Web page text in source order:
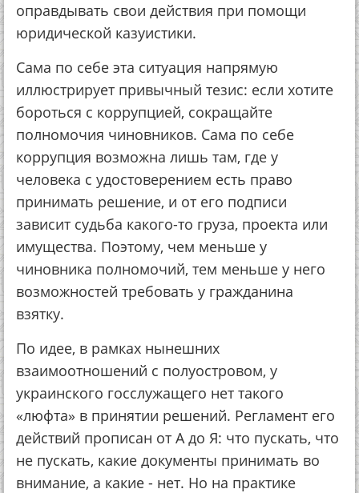
оправдывать свои действия при помощи
юридической казуистики.
Сама по себе эта ситуация напрямую
иллюстрирует привычный тезис: если хотите
бороться с коррупцией, сокращайте
полномочия чиновников. Сама по себе
коррупция возможна лишь там, где у
человека с удостоверением есть право
принимать решение, и от его подписи
зависит судьба какого-то груза, проекта или
имущества. Поэтому, чем меньше у
чиновника полномочий, тем меньше у него
возможностей требовать у гражданина
взятку.
По идее, в рамках нынешних
взаимоотношений с полуостровом, у
украинского госслужащего нет такого
«люфта» в принятии решений. Регламент его
действий прописан от А до Я: что пускать, что
не пускать, какие документы принимать во
внимание, а какие - нет. Но на практике